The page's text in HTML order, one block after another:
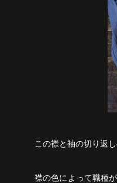
この襟と袖の切り返
襟の色によって職種